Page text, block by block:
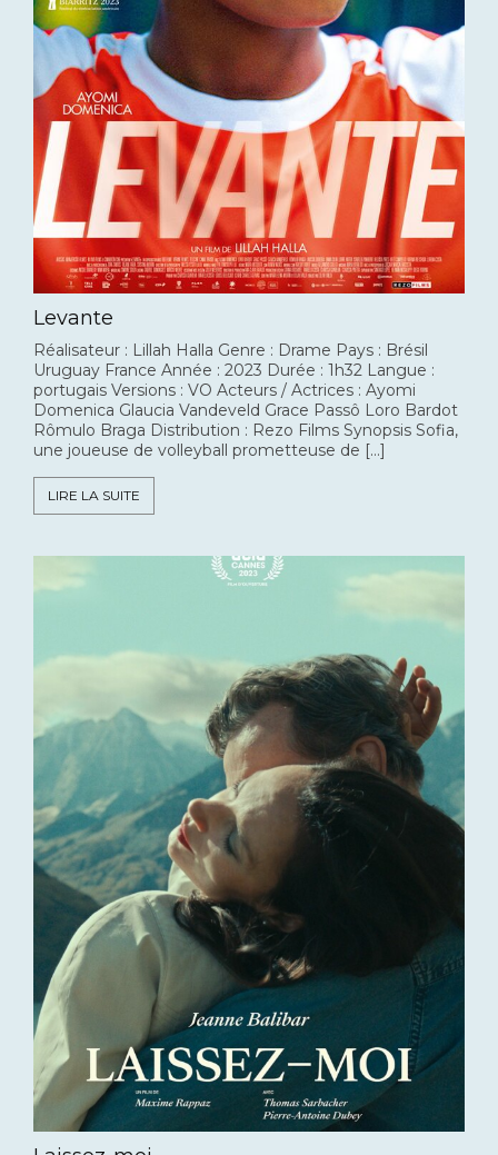
Levante
Réalisateur : Lillah Halla Genre : Drame Pays : Brésil
Uruguay France Année : 2023 Durée : 1h32 Langue :
portugais Versions : VO Acteurs / Actrices : Ayomi
Domenica Glaucia Vandeveld Grace Passô Loro Bardot
Rômulo Braga Distribution : Rezo Films Synopsis Sofia,
une joueuse de volleyball prometteuse de […]
LIRE LA SUITE